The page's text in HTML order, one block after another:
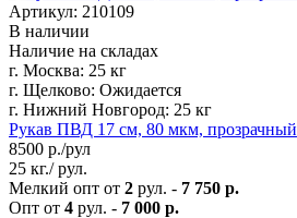
Артикул: 210109
В наличии
Наличие на складах
г. Москва: 25 кг
г. Щелково: Ожидается
г. Нижний Новгород: 25 кг
Рукав ПВД 17 см, 80 мкм, прозрачный
8500 р./рул
25 кг./ рул.
Мелкий опт от 2 рул. - 7 750 р.
Опт от 4 рул. - 7 000 р.